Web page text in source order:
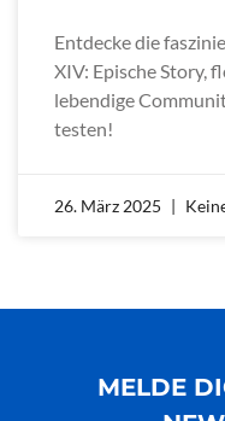
Entdecke die
XIV: Epische Story,
lebendige
testen!
26. März 2025
MELDE